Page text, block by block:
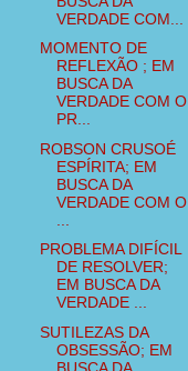
VERDADE COM...
MOMENTO DE
REFLEXÃO ; EM
BUSCA DA
VERDADE COM O
PR...
ROBSON CRUSOÉ
ESPÍRITA; EM
BUSCA DA
VERDADE COM O
PROBLEMA DIFÍCIL
DE RESOLVER;
EM BUSCA DA
VERDADE ...
SUTILEZAS DA
OBSESSÃO; EM
BUSCA DA